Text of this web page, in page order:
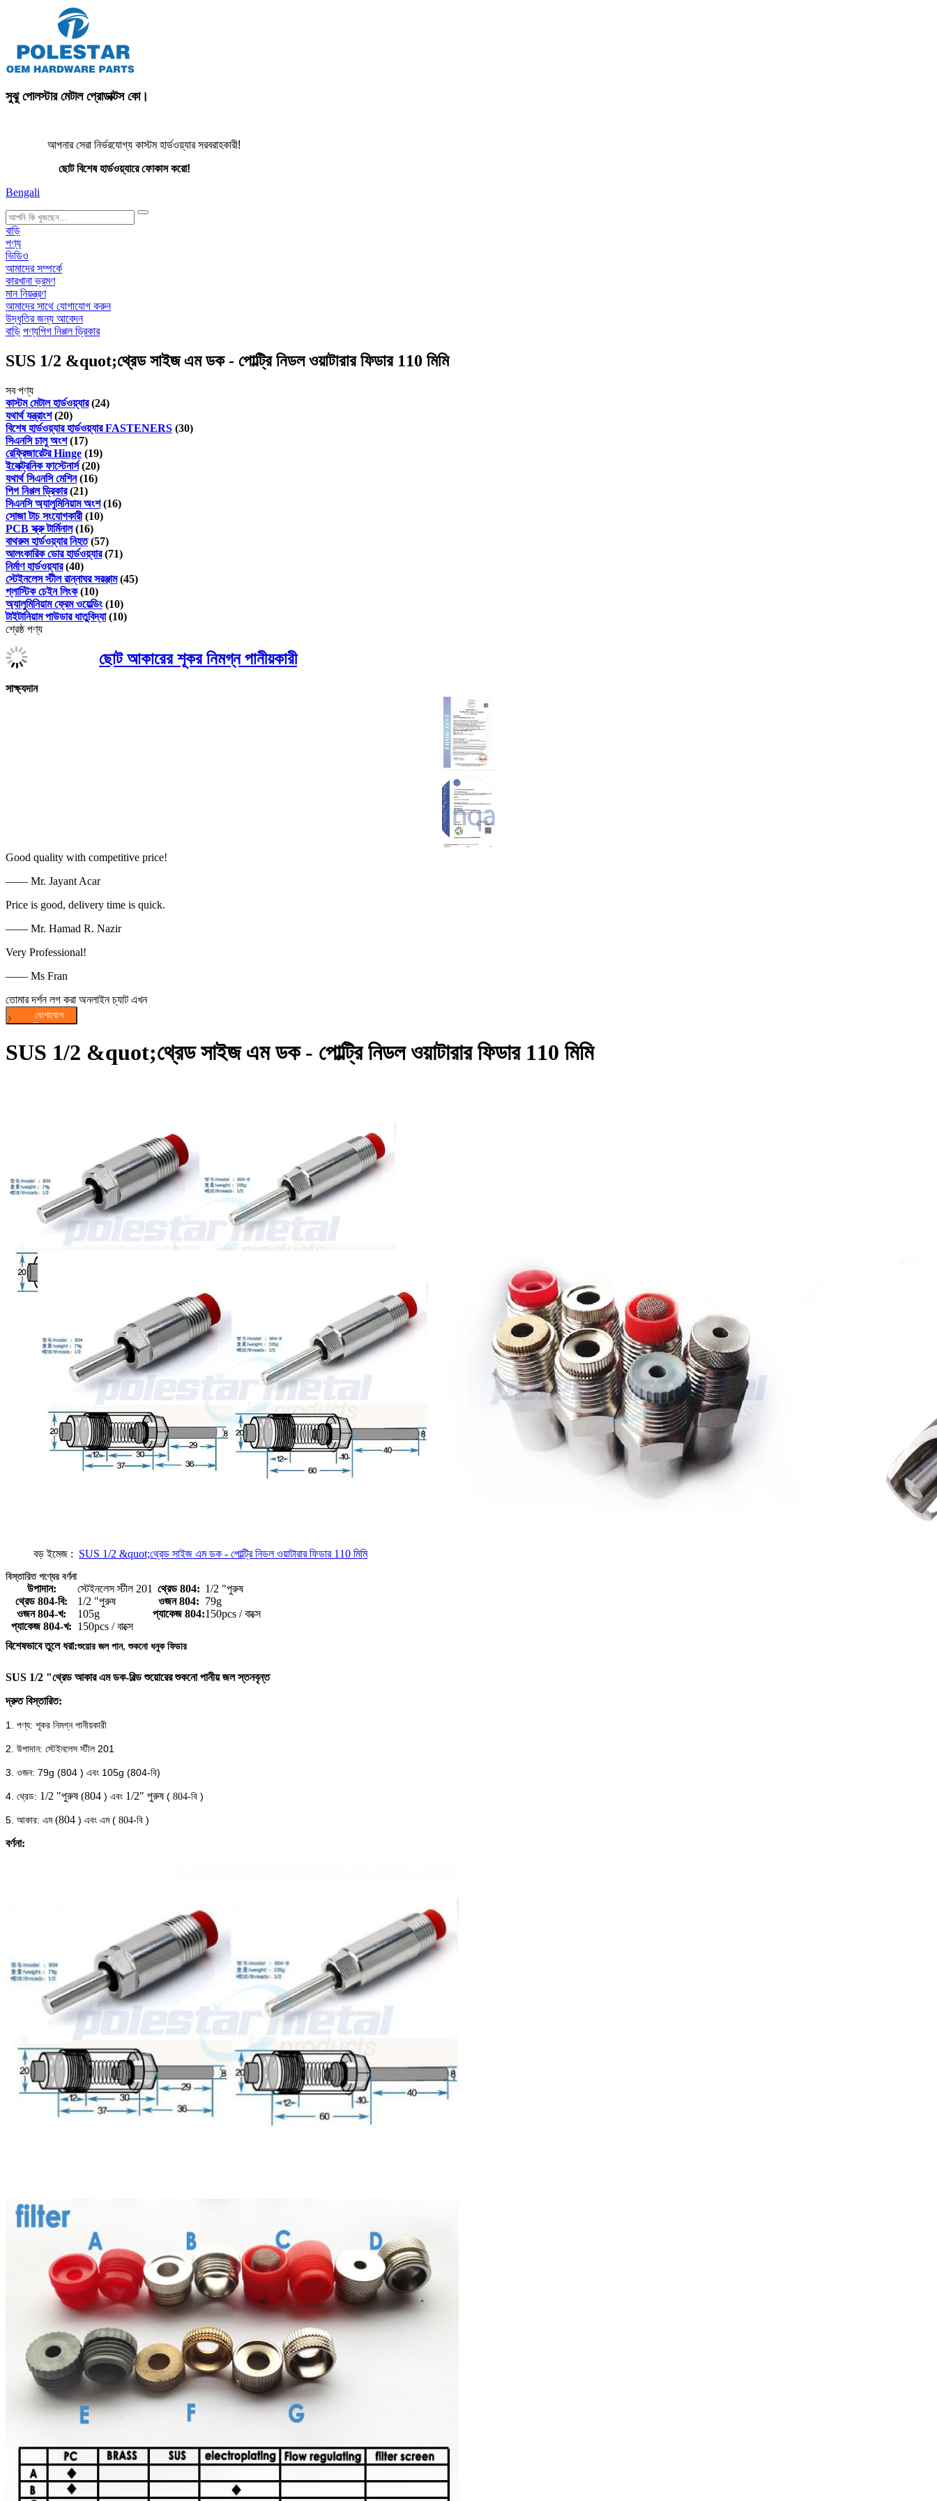
সুঝু পোলস্টার মেটাল প্রোডাক্টস কো।
আপনার সেরা নির্ভরযোগ্য কাস্টম হার্ডওয়্যার সরবরাহকারী!
ছোট বিশেষ হার্ডওয়্যারে ফোকাস করো!
Bengali
search
বাড়ি
পণ্য
ভিডিও
আমাদের সম্পর্কে
কারখানা ভ্রমণ
মান নিয়ন্ত্রণ
আমাদের সাথে যোগাযোগ করুন
উদ্ধৃতির জন্য আবেদন
বাড়ি পণ্যপিগ নিপ্পল ড্রিকার
SUS 1/2 &quot;থ্রেড সাইজ এম ডক - পোল্ট্রি নিডল ওয়াটারার ফিডার 110 মিমি
সব পণ্য
কাস্টম মেটাল হার্ডওয়্যার (24)
যথার্থ যন্ত্রাংশ (20)
বিশেষ হার্ডওয়্যার হার্ডওয়্যার FASTENERS (30)
সিএনসি চালু অংশ (17)
রেফ্রিজারেটর Hinge (19)
ইলেক্ট্রনিক ফাস্টেনার্স (20)
যথার্থ সিএনসি মেশিন (16)
পিগ নিপ্পল ড্রিকার (21)
সিএনসি অ্যালুমিনিয়াম অংশ (16)
সোজা টাচ সংযোগকারী (10)
PCB স্ক্রু টার্মিনাল (16)
বাথরুম হার্ডওয়্যার নিহত (57)
আলংকারিক ডোর হার্ডওয়্যার (71)
নির্মাণ হার্ডওয়্যার (40)
স্টেইনলেস স্টীল রান্নাঘর সরঞ্জাম (45)
প্লাস্টিক চেইন লিংক (10)
অ্যালুমিনিয়াম ফ্রেম ওয়েল্ডিং (10)
টাইটানিয়াম পাউডার ধাতুবিদ্যা (10)
শ্রেষ্ঠ পণ্য
ছোট আকারের শূকর নিমগ্ন পানীয়কারী
সাক্ষ্যদান
Good quality with competitive price!
—— Mr. Jayant Acar
Price is good, delivery time is quick.
—— Mr. Hamad R. Nazir
Very Professional!
—— Ms Fran
তোমার দর্শন লগ করা অনলাইন চ্যাট এখন
SUS 1/2 &quot;থ্রেড সাইজ এম ডক - পোল্ট্রি নিডল ওয়াটারার ফিডার 110 মিমি
বড় ইমেজ : SUS 1/2 &quot;থ্রেড সাইজ এম ডক - পোল্ট্রি নিডল ওয়াটারার ফিডার 110 মিমি
বিস্তারিত পণ্যের বর্ণনা
উপাদান: স্টেইনলেস স্টীল 201 থ্রেড 804: 1/2 "পুরুষ
থ্রেড 804-বি:
1/2 "পুরুষ ওজন 804: 79g
ওজন 804-খ:
105g প্যাকেজ 804:150pcs / বাক্সে
প্যাকেজ 804-খ: 150pcs / বাক্সে
বিশেষভাবে তুলে ধরা:শুয়োর জল পান,শুকনো ধনুক ফিডার
SUS 1/2 "থ্রেড আকার এম ডক-বিল্ড শুয়োরের শুকনো পানীয় জল স্তনবৃন্ত
দ্রুত বিস্তারিত:
1. পণ্য: শূকর নিমগ্ন পানীয়কারী
2. উপাদান: স্টেইনলেস স্টীল 201
3. ওজন: 79g (804 ) এবং 105g (804-বি)
4. থ্রেড: 1/2 "পুরুষ (804 ) এবং 1/2" পুরুষ( 804-বি )
5. আকার: এম(804 ) এবং এম ( 804-বি )
বর্ণনা: